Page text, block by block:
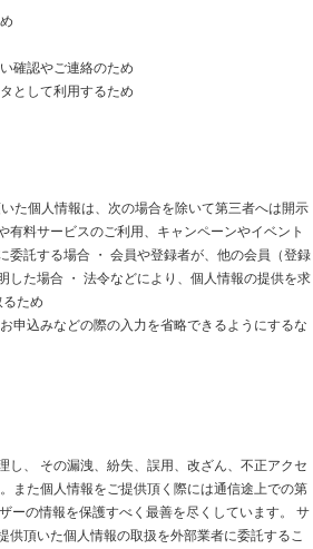
確認やご連絡のため
として利用するため
た個人情報は、次の場合を除いて第三者へは開示
有料サービスのご利用、キャンペーンやイベント
委託する場合 ・ 会員や登録者が、他の会員（登録
した場合 ・ 法令などにより、個人情報の提供を求
ため
申込みなどの際の入力を省略できるようにするな
し、 その漏洩、紛失、誤用、改ざん、不正アクセ
また個人情報をご提供頂く際には通信途上での第
ーの情報を保護すべく最善を尽くしています。 サ
頂いた個人情報の取扱を外部業者に委託するこ